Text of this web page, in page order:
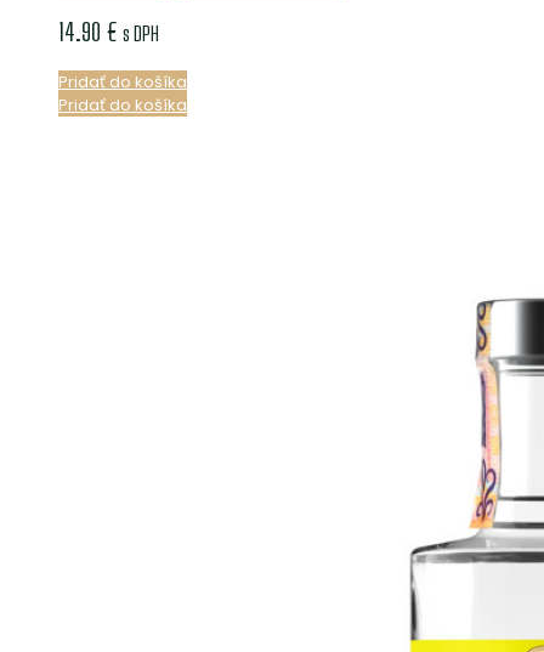
14.90 € s DPH
Pridať do košíka
Pridať do košíka